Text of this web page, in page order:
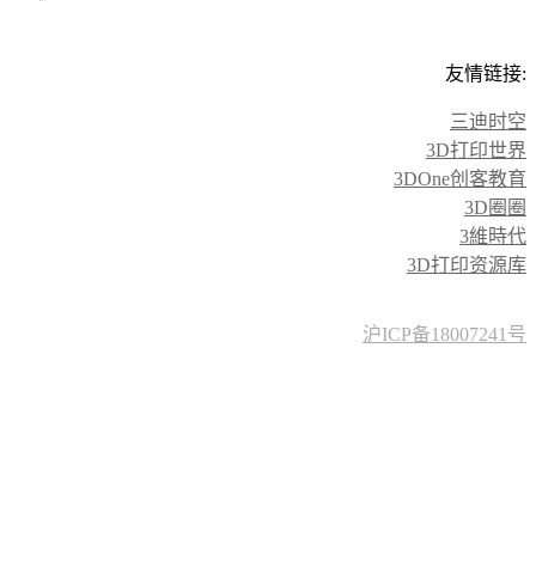
友情链接:
三迪时空
3D打印世界
3DOne创客教育
3D圈圈
3維時代
3D打印资源库
沪ICP备18007241号